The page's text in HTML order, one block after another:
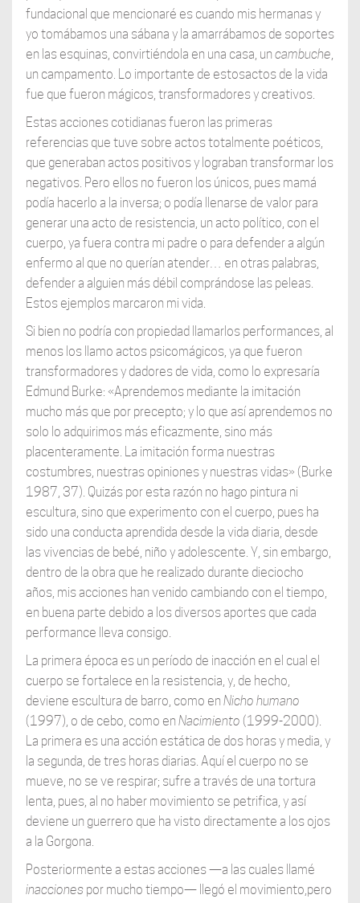
fundacional que mencionaré es cuando mis hermanas y
yo tomábamos una sábana y la amarrábamos de soportes
en las esquinas, convirtiéndola en una casa, un cambuche,
un campamento. Lo importante de estosactos de la vida
fue que fueron mágicos, transformadores y creativos.
Estas acciones cotidianas fueron las primeras
referencias que tuve sobre actos totalmente poéticos,
que generaban actos positivos y lograban transformar los
negativos. Pero ellos no fueron los únicos, pues mamá
podía hacerlo a la inversa; o podía llenarse de valor para
generar una acto de resistencia, un acto político, con el
cuerpo, ya fuera contra mi padre o para defender a algún
enfermo al que no querían atender… en otras palabras,
defender a alguien más débil comprándose las peleas.
Estos ejemplos marcaron mi vida.
Si bien no podría con propiedad llamarlos performances, al
menos los llamo actos psicomágicos, ya que fueron
transformadores y dadores de vida, como lo expresaría
Edmund Burke: «Aprendemos mediante la imitación
mucho más que por precepto; y lo que así aprendemos no
solo lo adquirimos más eficazmente, sino más
placenteramente. La imitación forma nuestras
costumbres, nuestras opiniones y nuestras vidas» (Burke
1987, 37). Quizás por esta razón no hago pintura ni
escultura, sino que experimento con el cuerpo, pues ha
sido una conducta aprendida desde la vida diaria, desde
las vivencias de bebé, niño y adolescente. Y, sin embargo,
dentro de la obra que he realizado durante dieciocho
años, mis acciones han venido cambiando con el tiempo,
en buena parte debido a los diversos aportes que cada
performance lleva consigo.
La primera época es un período de inacción en el cual el
cuerpo se fortalece en la resistencia, y, de hecho,
deviene escultura de barro, como en Nicho humano
(1997), o de cebo, como en Nacimiento (1999-2000).
La primera es una acción estática de dos horas y media, y
la segunda, de tres horas diarias. Aquí el cuerpo no se
mueve, no se ve respirar; sufre a través de una tortura
lenta, pues, al no haber movimiento se petrifica, y así
deviene un guerrero que ha visto directamente a los ojos
a la Gorgona.
Posteriormente a estas acciones —a las cuales llamé
inacciones por mucho tiempo— llegó el movimiento,pero